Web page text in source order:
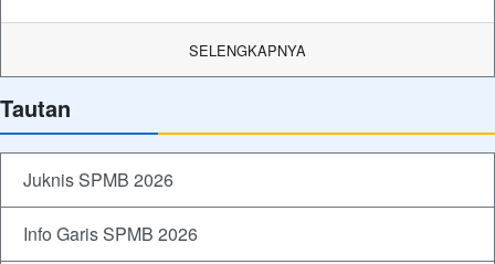
SELENGKAPNYA
Tautan
Juknis SPMB 2026
Info Garis SPMB 2026